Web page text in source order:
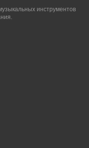
инструментов